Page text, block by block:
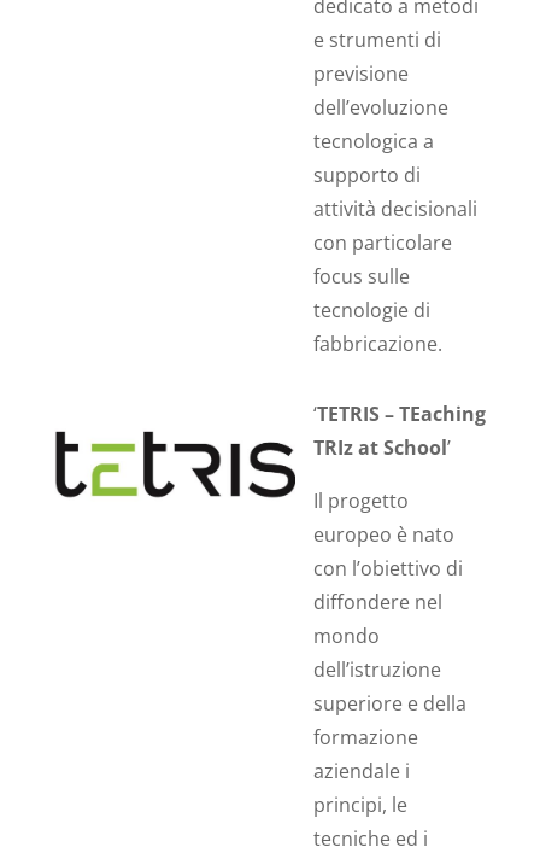
dedicato a metodi
e strumenti di
previsione
dell’evoluzione
tecnologica a
supporto di
attività decisionali
con particolare
focus sulle
tecnologie di
fabbricazione.
‘TETRIS – TEaching
TRIz at School’
Il progetto
europeo è nato
con l’obiettivo di
diffondere nel
mondo
dell’istruzione
superiore e della
formazione
aziendale i
principi, le
tecniche ed i